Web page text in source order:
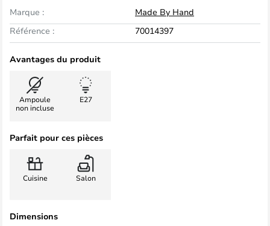
Marque :
Made By Hand
Référence :
70014397
Avantages du produit
Ampoule
non incluse
E27
Parfait pour ces pièces
Cuisine Salon
Dimensions